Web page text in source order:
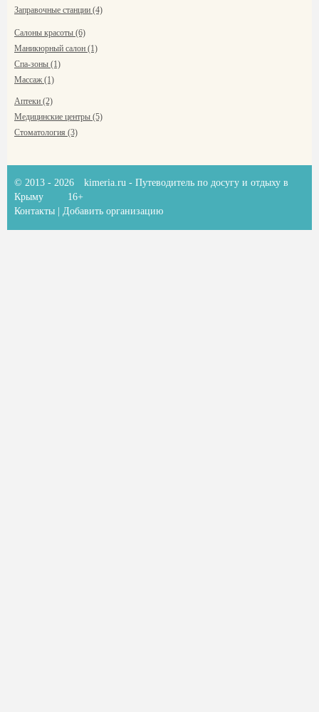
Заправочные станции (4)
Салоны красоты (6)
Маникюрный салон (1)
Спа-зоны (1)
Массаж (1)
Аптеки (2)
Медицинские центры (5)
Стоматология (3)
© 2013 - 2026 kimeria.ru - Путеводитель по досугу и отдыху в
Крыму
16+
Контакты
Добавить организацию